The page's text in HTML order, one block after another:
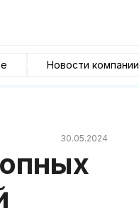
Новости компании
30.05.2024